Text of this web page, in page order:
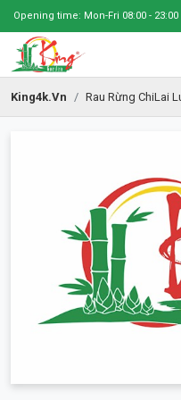
Opening time: Mon-Fri 08:00 - 23:00
King4k.vn Rau Rừng ChiLai